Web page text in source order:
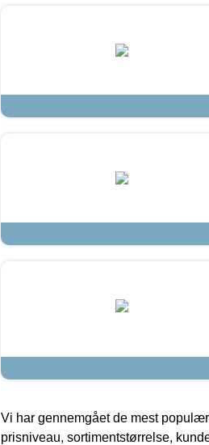
Vi har gennemgået de mest
prisniveau, sortimentstørrelse,